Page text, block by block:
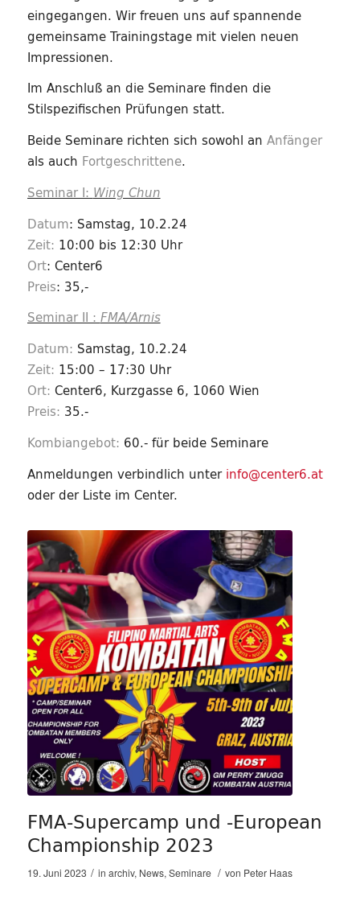
eingegangen. Wir freuen uns auf spannende
gemeinsame Trainingstage mit vielen neuen
Impressionen.
Im Anschluß an die Seminare finden die
Stilspezifischen Prüfungen statt.
Beide Seminare richten sich sowohl an Anfänger
als auch Fortgeschrittene.
Seminar I: Wing Chun
Datum: Samstag, 10.2.24
Zeit: 10:00 bis 12:30 Uhr
Ort: Center6
Preis: 35,-
Seminar II :FMA/Arnis
Datum: Samstag, 10.2.24
Zeit: 15:00 – 17:30 Uhr
Ort: Center6, Kurzgasse 6, 1060 Wien
Preis: 35.-
Kombiangebot: 60.- für beide Seminare
Anmeldungen verbindlich unter info@center6.at
oder der Liste im Center.
FMA-Supercamp und -European
Championship 2023
19. Juni 2023 / in archiv, News, Seminare / von Peter Haas